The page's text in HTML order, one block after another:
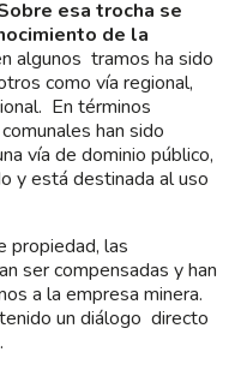
esa trocha se
de la
algunos tramos ha sido
como vía regional,
En términos
han sido
vía de dominio público,
y está destinada al uso
propiedad, las
ser compensadas y han
a la empresa minera.
un diálogo directo